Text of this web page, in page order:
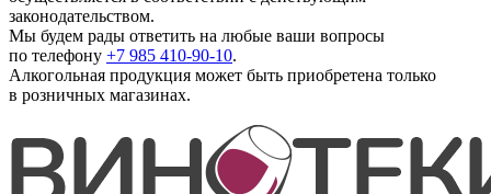
законодательством.
Мы будем рады ответить на любые ваши вопросы
по телефону +7 985 410-90-10.
Алкогольная продукция может быть приобретена только
в розничных магазинах.